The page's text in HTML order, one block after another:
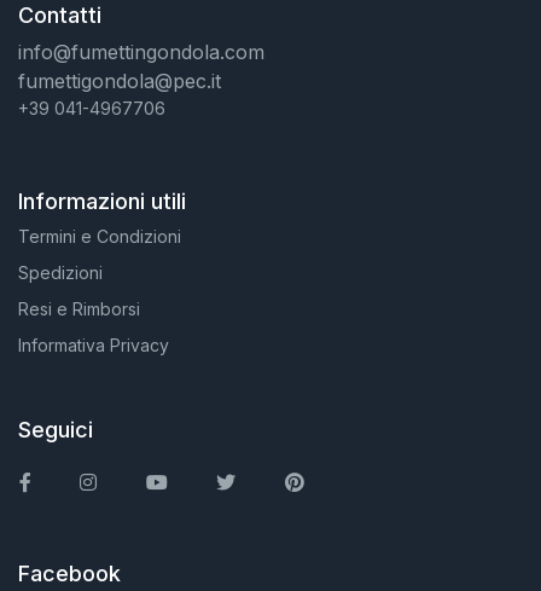
Contatti
info@fumettingondola.com
fumettigondola@pec.it
+39 041-4967706
Informazioni utili
Termini e Condizioni
Spedizioni
Resi e Rimborsi
Informativa Privacy
Seguici
FacebookInstagramYou TubeTwitter Pinterest
Facebook